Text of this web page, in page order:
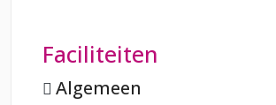
Faciliteiten
Algemeen